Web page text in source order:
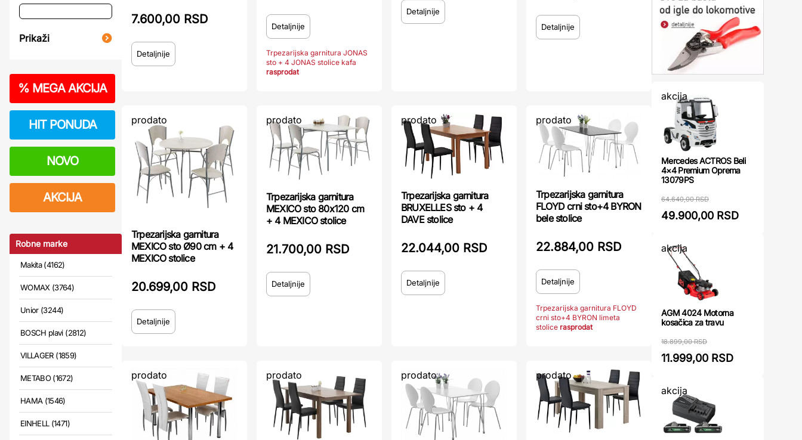
Prikaži
% MEGA AKCIJA
HIT PONUDA
NOVO
AKCIJA
Robne marke
Makita (4162)
WOMAX (3764)
Unior (3244)
BOSCH plavi (2812)
VILLAGER (1859)
METABO (1672)
HAMA (1546)
EINHELL (1471)
7.600,00 RSD
Detaljnije
Detaljnije
Trpezarijska garnitura JONAS
sto + 4 JONAS stolice kafa
rasprodat
Detaljnije
Detaljnije
prodato
Trpezarijska garnitura
MEXICO sto Ø90 cm + 4
MEXICO stolice
20.699,00 RSD
Detaljnije
prodato
Trpezarijska garnitura
MEXICO sto 80x120 cm
+ 4 MEXICO stolice
21.700,00 RSD
Detaljnije
prodato
Trpezarijska garnitura
BRUXELLES sto + 4
DAVE stolice
22.044,00 RSD
Detaljnije
prodato
Trpezarijska garnitura
FLOYD crni sto+4 BYRON
bele stolice
22.884,00 RSD
Detaljnije
Trpezarijska garnitura FLOYD
crni sto+4 BYRON limeta
stolice rasprodat
prodato prodato prodato prodato
akcija
Mercedes ACTROS Beli
4×4 Premium Oprema
13079PS
64.640,00 RSD
49.900,00 RSD
akcija
AGM 4024 Motorna
kosačica za travu
18.899,00 RSD
11.999,00 RSD
akcija